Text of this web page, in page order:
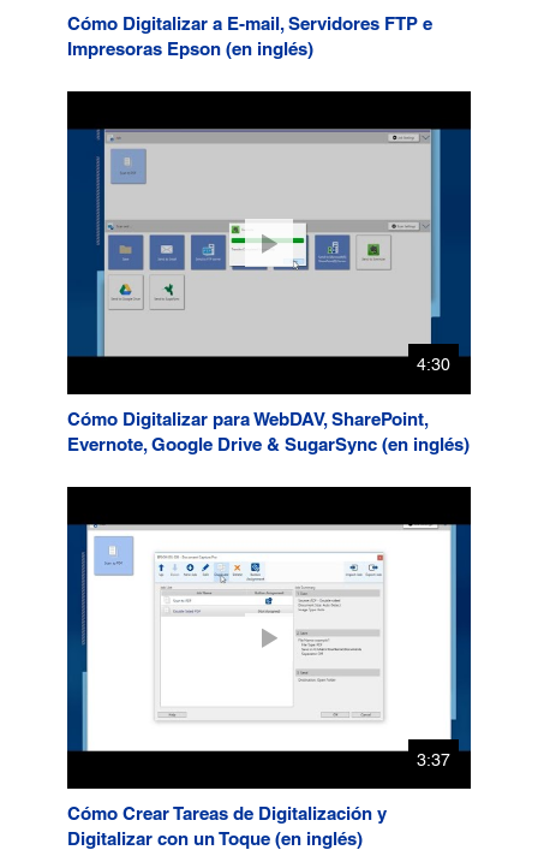
Cómo Digitalizar a E-mail, Servidores FTP e
Impresoras Epson (en inglés)
4:30
Cómo Digitalizar para WebDAV, SharePoint,
Evernote, Google Drive & SugarSync (en inglés)
3:37
Cómo Crear Tareas de Digitalización y
Digitalizar con un Toque (en inglés)